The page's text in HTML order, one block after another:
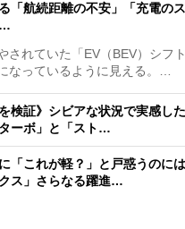
「航続距離の不安」「充電の
れていた「EV（BEV）シフト
なっているように見える。…
検証》シビアな状況で実感し
ーボ」と「スト…
「これが軽？」と戸惑うのに
ス」さらなる躍進…